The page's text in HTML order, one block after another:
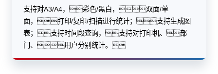
支持对A3/A4，彩色/黑白，双面/单
面，打印/复印/扫描进行统计；支持生成图
表；支持时间段查询，支持对打印机、部
门、用户分别统计。